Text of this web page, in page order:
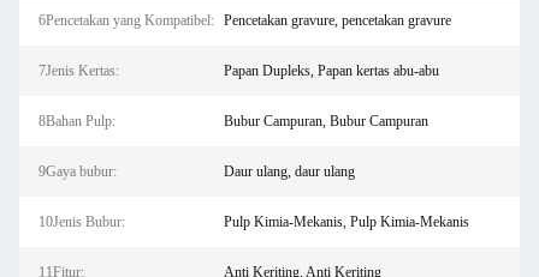
6Pencetakan yang Kompatibel: Pencetakan gravure, pencetakan gravure
7Jenis Kertas: Papan Dupleks, Papan kertas abu-abu
8Bahan Pulp: Bubur Campuran, Bubur Campuran
9Gaya bubur: Daur ulang, daur ulang
10Jenis Bubur: Pulp Kimia-Mekanis, Pulp Kimia-Mekanis
11Fitur: Anti Keriting, Anti Keriting